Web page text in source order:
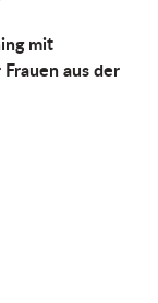
mit
aus der